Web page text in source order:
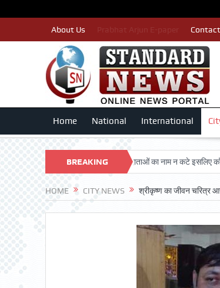
About Us
Home National International
BREAKING
NEWS
TRUST पात्र मतदाताओं का नाम न कटे इसलिए काँग्रेस पार्टी
HOME CITY NEWS श्रीकृष्ण का जीवन चरित्र